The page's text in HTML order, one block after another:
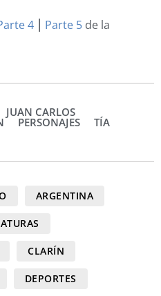
4 Parte 5 de la
JUAN CARLOS
PERSONAJES TÍA
ARGENTINA
CLARÍN
DEPORTES